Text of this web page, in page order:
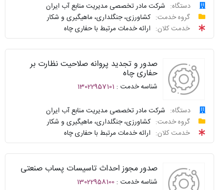
سامانه
خدمات
دولت
توافقنامه
نظرسنجی
سوالات
سامانه
خدمات
دولت
دستگاه:
شرکت مادر تخصصی مدیریت منابع آب ایران
گروه خدمت:
کشاورزی، جنگلداری، ماهیگیری و شکار
خدمت کلان:
ارائه خدمات مرتبط با حفاری چاه
درخواست
پیگیری
واحد
پاسخگو
توافقنامه
نظرسنجی
صدور و تجدید پروانه صلاحیت نظارت بر
حفاری چاه
شناسه خدمت : 13022957101
دستگاه:
شرکت مادر تخصصی مدیریت منابع آب ایران
گروه خدمت:
کشاورزی، جنگلداری، ماهیگیری و شکار
خدمت کلان:
ارائه خدمات مرتبط با حفاری چاه
درخواست
پیگیری
واحد
صدور مجوز احداث تاسیسات پساب صنعتی
شناسه خدمت : 13022958100